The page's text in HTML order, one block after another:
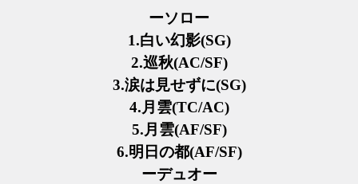
ーソロー
1.白い幻影(SG)
2.巡秋(AC/SF)
3.涙は見せずに(SG)
4.月雲(TC/AC)
5.月雲(AF/SF)
6.明日の都(AF/SF)
ーデュオー